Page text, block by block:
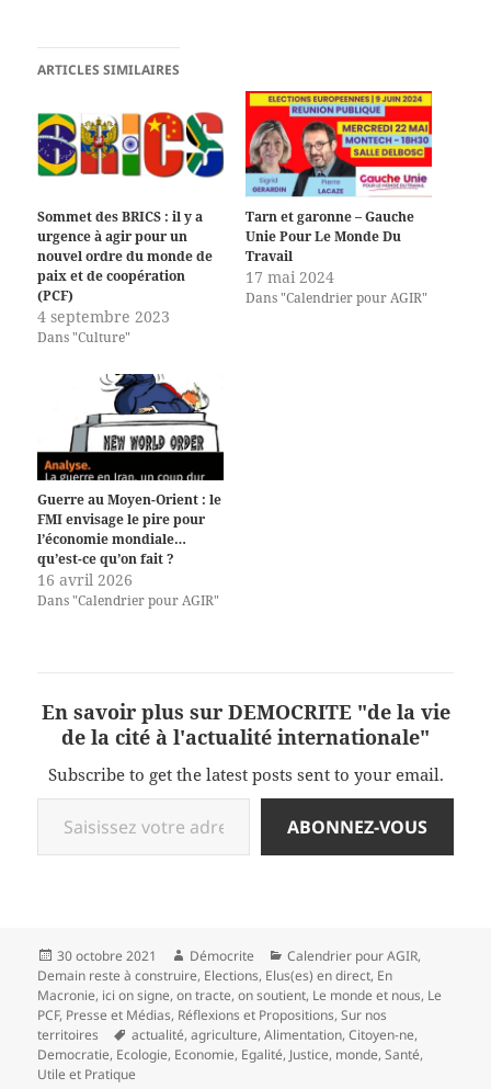
ARTICLES SIMILAIRES
Sommet des BRICS : il y a
urgence à agir pour un
nouvel ordre du monde de
paix et de coopération
(PCF)
4 septembre 2023
Dans "Culture"
Tarn et garonne – Gauche
Unie Pour Le Monde Du
Travail
17 mai 2024
Dans "Calendrier pour AGIR"
Guerre au Moyen-Orient : le
FMI envisage le pire pour
l’économie mondiale…
qu’est-ce qu’on fait ?
16 avril 2026
Dans "Calendrier pour AGIR"
En savoir plus sur DEMOCRITE "de la vie
de la cité à l'actualité internationale"
Subscribe to get the latest posts sent to your email.
Saisissez votre adresse e-mail…
ABONNEZ-VOUS
Publié
le
30 octobre 2021 Auteur
Démocrite Catégories
Calendrier pour AGIR,
Demain reste à construire, Elections, Elus(es) en direct, En
Macronie, ici on signe, on tracte, on soutient, Le monde et nous, Le
PCF, Presse et Médias, Réflexions et Propositions,Sur nos
territoires
Mots-
clés
actualité,agriculture,Alimentation,Citoyen-ne,
Democratie, Ecologie, Economie, Egalité, Justice, monde,Santé,
Utile et Pratique